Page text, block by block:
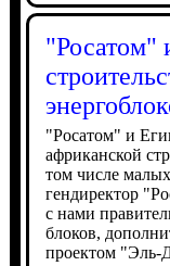
"Росатом"
"Росатом" и
африканской
том числе
гендиректор
с нами
блоков,
проектом "Эль-